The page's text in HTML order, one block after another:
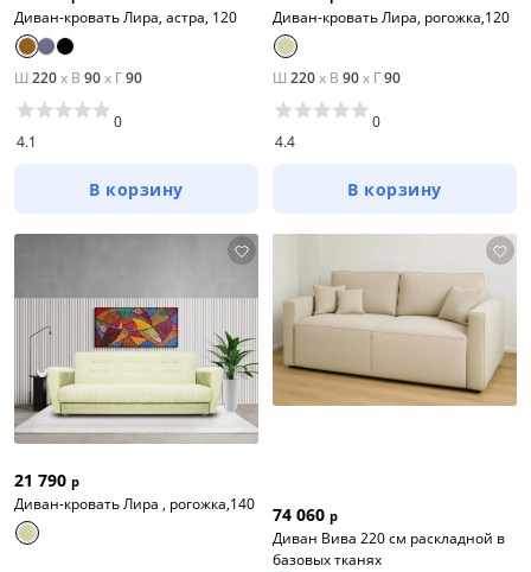
Диван-кровать Лира, астра, 120
Ш 220x В 90x Г90
4.1
0
В корзину
Диван-кровать Лира, рогожка,120
Ш 220x В 90x Г90
4.4
0
В корзину
21 790 р
Диван-кровать Лира , рогожка,140
74 060 р
Диван Вива 220 см раскладной в
базовых тканях